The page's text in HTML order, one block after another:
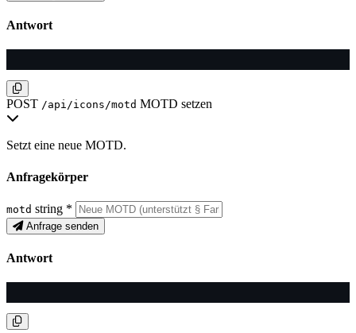
Antwort
POST /api/icons/motd MOTD setzen
Setzt eine neue MOTD.
Anfragekörper
motd string *
Anfrage senden
Antwort